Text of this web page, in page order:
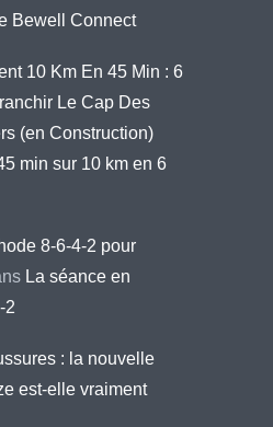
Bewell Connect
10 Km En 45 Min : 6
Le Cap Des
(en Construction)
min sur 10 km en 6
8-6-4-2 pour
La séance en
2
: la nouvelle
est-elle vraiment